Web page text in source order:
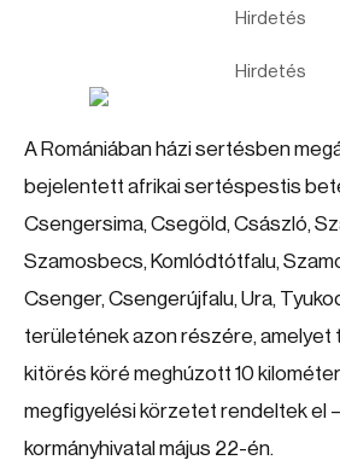
Hirdetés
Hirdetés
A Romániában házi sertésben
bejelentett afrikai sertéspestis
Csengersima, Csegöld, Császló,
Szamosbecs, Komlódtótfalu,
Csenger, Csengerújfalu, Ura,
területének azon részére, amelyet
kitörés köré meghúzott 10
megfigyelési körzetet rendeltek el
kormányhivatal május 22-én.